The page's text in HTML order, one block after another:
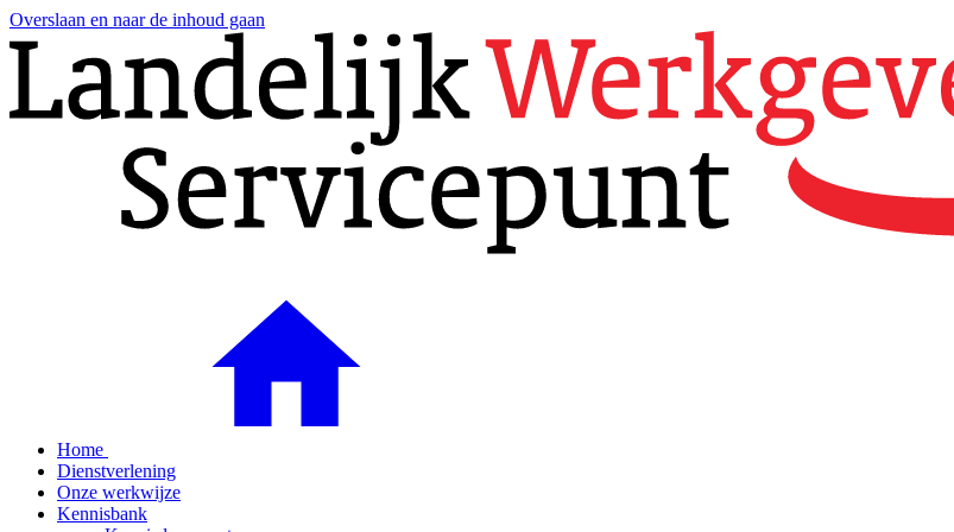
Overslaan en naar de inhoud gaan
Home
Dienstverlening
Onze werkwijze
Kennisbank